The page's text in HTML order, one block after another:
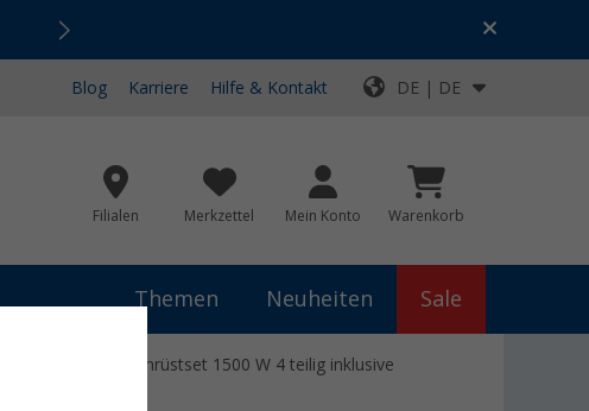
Top-Deals für dein Abenteuer!
Blog Karriere Hilfe & Kontakt DE | DE
Filialen Merkzettel Mein Konto Warenkorb
Themen Neuheiten Sale
Kit Kocher-Umrüstset 1500 W 4 teilig inklusive